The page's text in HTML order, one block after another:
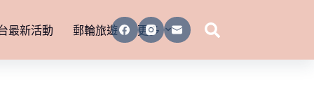
最新活動 郵輪旅遊 更多